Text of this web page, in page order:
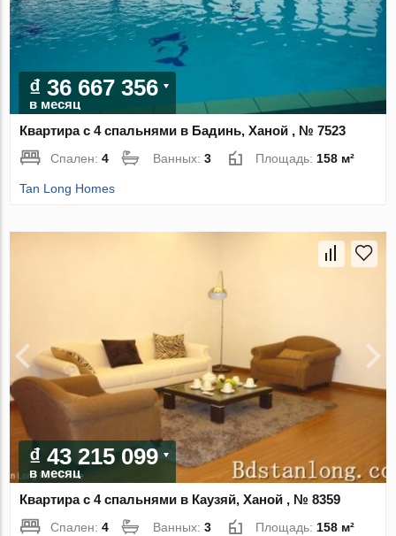
₫ 36 667 356
в месяц
Квартира с 4 спальнями в Бадинь, Ханой , № 7523
Спален:4 Ванных:3 Площадь:158 м²
Tan Long Homes
₫ 43 215 099
в месяц
Квартира с 4 спальнями в Каузяй, Ханой , № 8359
Спален:4 Ванных:3 Площадь: 158 м²